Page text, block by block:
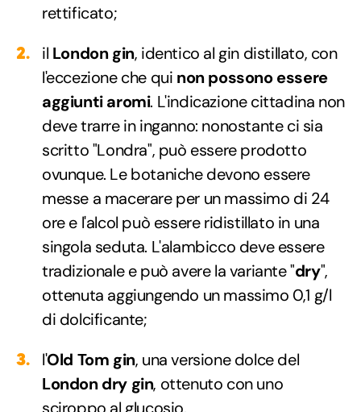
rettificato;
il London gin, identico al gin distillato, con
l'eccezione che qui non possono essere
aggiunti aromi. L'indicazione cittadina non
deve trarre in inganno: nonostante ci sia
scritto "Londra", può essere prodotto
ovunque. Le botaniche devono essere
messe a macerare per un massimo di 24
ore e l'alcol può essere ridistillato in una
singola seduta. L'alambicco deve essere
tradizionale e può avere la variante "dry",
ottenuta aggiungendo un massimo 0,1 g/l
di dolcificante;
l'Old Tom gin, una versione dolce del
London dry gin, ottenuto con uno